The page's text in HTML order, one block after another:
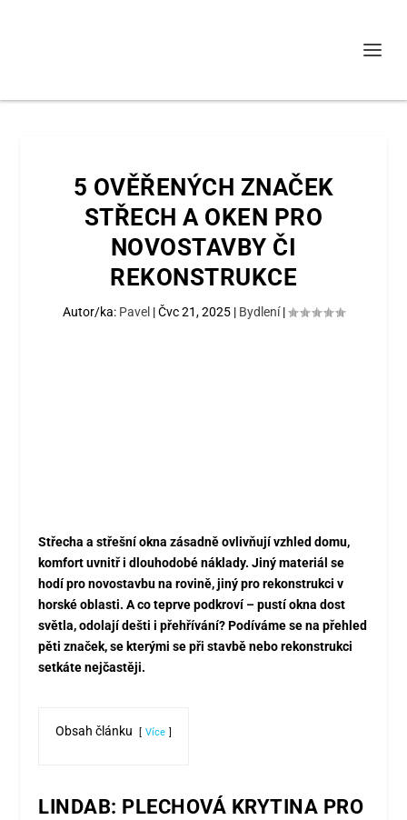
5 OVĚŘENÝCH ZNAČEK
STŘECH A OKEN PRO
NOVOSTAVBY ČI
REKONSTRUKCE
Autor/ka: Pavel |Čvc 21, 2025 | Bydlení|
Střecha a střešní okna zásadně ovlivňují vzhled domu,
komfort uvnitř i dlouhodobé náklady. Jiný materiál se
hodí pro novostavbu na rovině, jiný pro rekonstrukci v
horské oblasti. A co teprve podkroví – pustí okna dost
světla, odolají dešti i přehřívání? Podíváme se na přehled
pěti značek, se kterými se při stavbě nebo rekonstrukci
setkáte nejčastěji.
Obsah článku Více
LINDAB: PLECHOVÁ KRYTINA PRO